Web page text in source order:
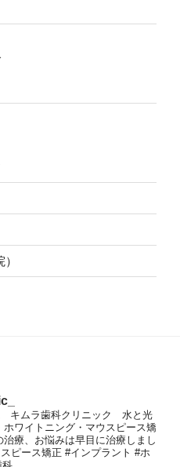
キムラ歯科クリニック 水と光
ワイトニング・マウスピース矯
療、お悩みは早目に治療しまし
ピース矯正 #インプラント #ホ